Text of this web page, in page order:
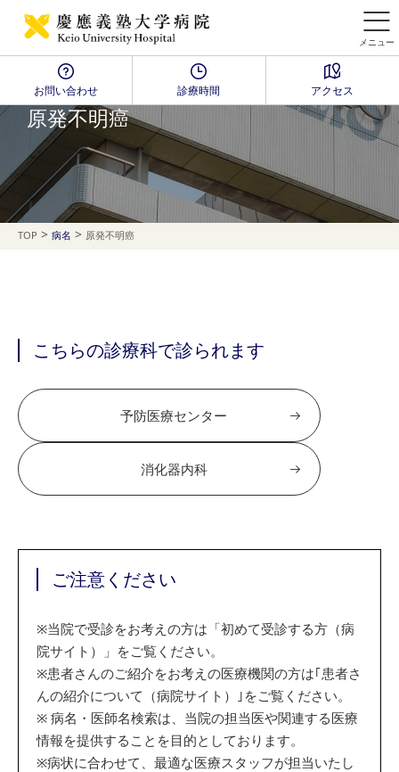
メニュー
お問い合わせ 診療時間 アクセス
Disease Name Search
原発不明癌
TOP > 病名 > 原発不明癌
こちらの診療科で診られます
予防医療センター
消化器内科
ご注意ください
※当院で受診をお考えの方は「初めて受診する方（病
院サイト）」をご覧ください。
※患者さんのご紹介をお考えの医療機関の方は｢患者さ
んの紹介について（病院サイト）｣をご覧ください。
※ 病名・医師名検索は、当院の担当医や関連する医療
情報を提供することを目的としております。
※病状に合わせて、最適な医療スタッフが担当いたし